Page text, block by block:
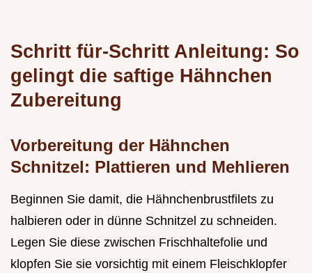
Schritt für-Schritt Anleitung: So
gelingt die saftige Hähnchen
Zubereitung
Vorbereitung der Hähnchen
Schnitzel: Plattieren und Mehlieren
Beginnen Sie damit, die Hähnchenbrustfilets zu
halbieren oder in dünne Schnitzel zu schneiden.
Legen Sie diese zwischen Frischhaltefolie und
klopfen Sie sie vorsichtig mit einem Fleischklopfer